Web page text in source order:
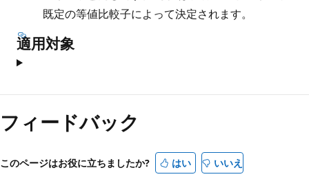
既定の等値比較子によって決定されます。
適用対象
読
取
モ
フィードバック
このページはお役に立ちましたか? はい いいえ